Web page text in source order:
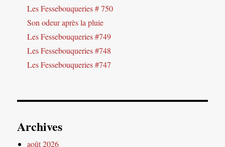
Les Fessebouqueries # 750
Son odeur après la pluie
Les Fessebouqueries #749
Les Fessebouqueries #748
Les Fessebouqueries #747
Archives
août 2026